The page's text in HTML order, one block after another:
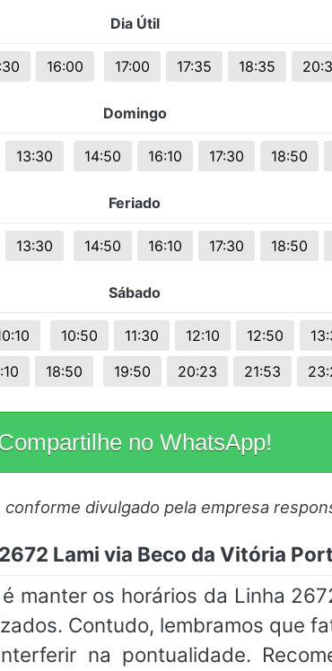
Dia Útil
16:00 17:00 17:35 18:35
Domingo
13:30 14:50 16:10 17:30 18:50
Feriado
13:30 14:50 16:10 17:30 18:50
Sábado
10:50 11:30 12:10 12:50
18:50 19:50 20:23 21:53
no WhatsApp!
divulgado pela empresa
Lami via Beco da Vitória
manter os horários da Linha
Contudo, lembramos que
na pontualidade.